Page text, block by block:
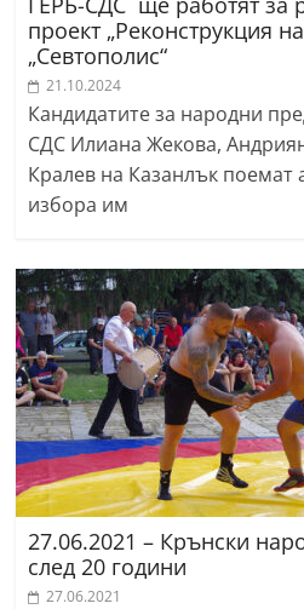
проект „Реконструкция
„Севтополис“
21.10.2024
Кандидатите за народни
СДС Илиана Жекова,
Кралев на Казанлък поемат
избора им
27.06.2021 – Крънски
след 20 години
27.06.2021